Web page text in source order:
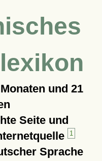
und 21
Seite und
1
Sprache